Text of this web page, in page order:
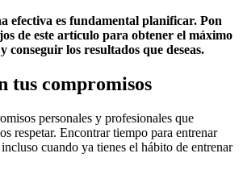
efectiva es fundamental planificar. Pon
de este artículo para obtener el máximo
conseguir los resultados que deseas.
tus compromisos
personales y profesionales que
respetar. Encontrar tiempo para entrenar
cuando ya tienes el hábito de entrenar